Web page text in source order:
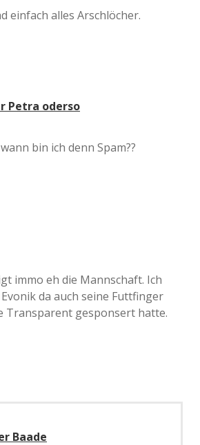
einfach alles Arschlöcher.
Petra oderso
bin ich denn Spam??
immo eh die Mannschaft. Ich
da auch seine Futtfinger
Transparent gesponsert hatte.
Baade